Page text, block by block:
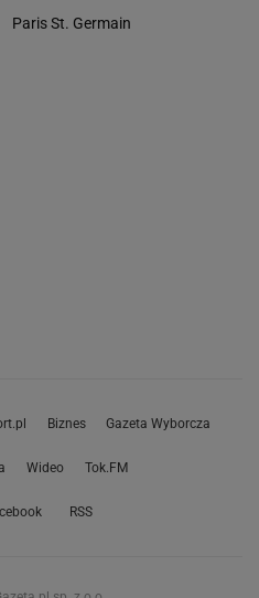
Paris St. Germain
Biznes Gazeta Wyborcza
Wideo Tok.FM
RSS